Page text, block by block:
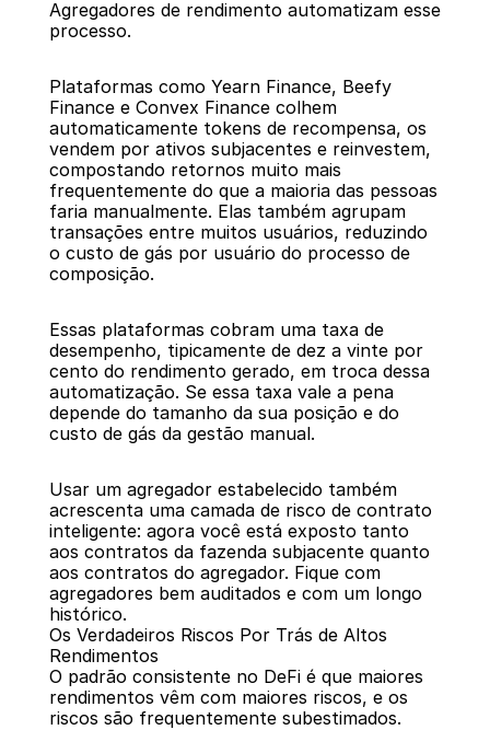
Agregadores de rendimento automatizam esse
processo.
Plataformas como Yearn Finance, Beefy
Finance e Convex Finance colhem
automaticamente tokens de recompensa, os
vendem por ativos subjacentes e reinvestem,
compostando retornos muito mais
frequentemente do que a maioria das pessoas
faria manualmente. Elas também agrupam
transações entre muitos usuários, reduzindo
o custo de gás por usuário do processo de
composição.
Essas plataformas cobram uma taxa de
desempenho, tipicamente de dez a vinte por
cento do rendimento gerado, em troca dessa
automatização. Se essa taxa vale a pena
depende do tamanho da sua posição e do
custo de gás da gestão manual.
Usar um agregador estabelecido também
acrescenta uma camada de risco de contrato
inteligente: agora você está exposto tanto
aos contratos da fazenda subjacente quanto
aos contratos do agregador. Fique com
agregadores bem auditados e com um longo
histórico.
Os Verdadeiros Riscos Por Trás de Altos
Rendimentos
O padrão consistente no DeFi é que maiores
rendimentos vêm com maiores riscos, e os
riscos são frequentemente subestimados.